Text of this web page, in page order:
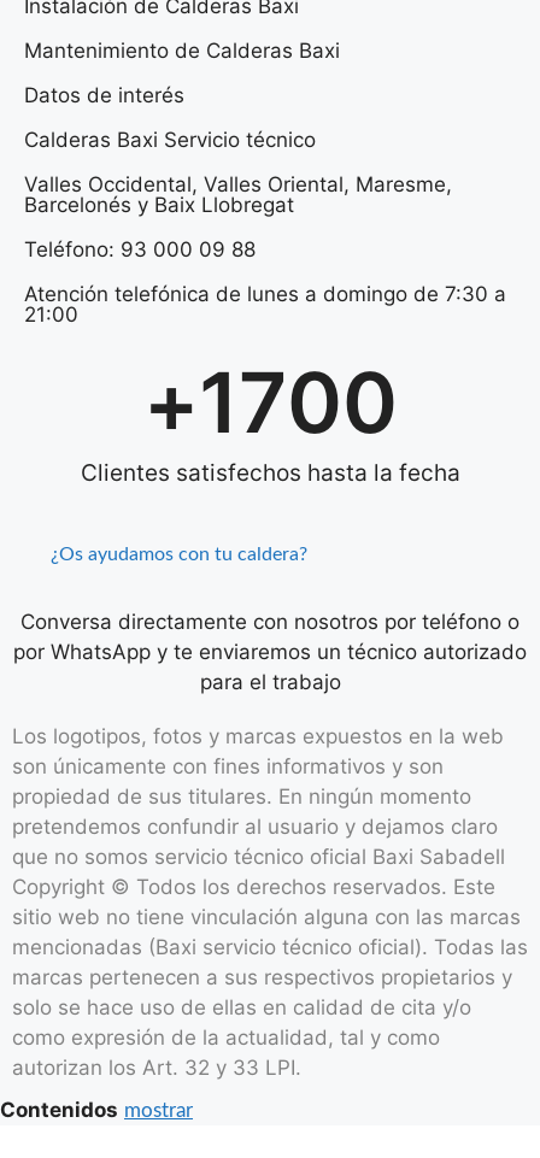
Instalación de Calderas Baxi
Mantenimiento de Calderas Baxi
Datos de interés
Calderas Baxi Servicio técnico
Valles Occidental, Valles Oriental, Maresme,
Barcelonés y Baix Llobregat
Teléfono: 93 000 09 88
Atención telefónica de lunes a domingo de 7:30 a
21:00
Clientes satisfechos hasta la fecha
+1700
¿Os ayudamos con tu caldera?
Conversa directamente con nosotros por teléfono o
por WhatsApp y te enviaremos un técnico autorizado
para el trabajo
Los logotipos, fotos y marcas expuestos en la web
son únicamente con fines informativos y son
propiedad de sus titulares. En ningún momento
pretendemos confundir al usuario y dejamos claro
que no somos servicio técnico oficial Baxi Sabadell
Copyright © Todos los derechos reservados. Este
sitio web no tiene vinculación alguna con las marcas
mencionadas (Baxi servicio técnico oficial). Todas las
marcas pertenecen a sus respectivos propietarios y
solo se hace uso de ellas en calidad de cita y/o
como expresión de la actualidad, tal y como
autorizan los Art. 32 y 33 LPI.
Contenidos mostrar